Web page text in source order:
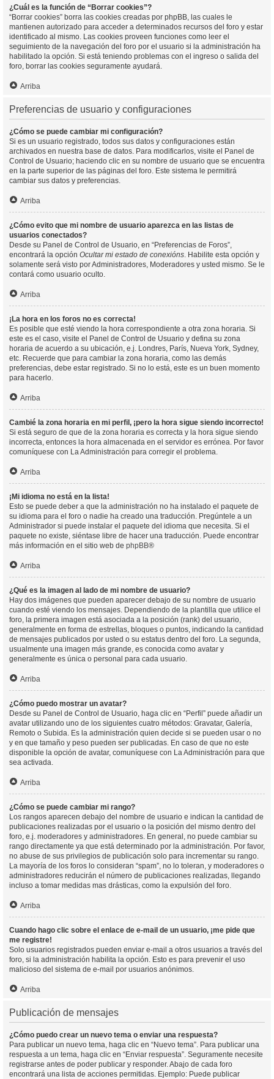
¿Cuál es la función de “Borrar cookies”?
“Borrar cookies” borra las cookies creadas por phpBB, las cuales le
mantienen autorizado para acceder a determinados recursos del foro y estar
identificado al mismo. Las cookies proveen funciones como leer el
seguimiento de la navegación del foro por el usuario si la administración ha
habilitado la opción. Si está teniendo problemas con el ingreso o salida del
foro, borrar las cookies seguramente ayudará.
Arriba
Preferencias de usuario y configuraciones
¿Cómo se puede cambiar mi configuración?
Si es un usuario registrado, todos sus datos y configuraciones están
archivados en nuestra base de datos. Para modificarlos, visite el Panel de
Control de Usuario; haciendo clic en su nombre de usuario que se encuentra
en la parte superior de las páginas del foro. Este sistema le permitirá
cambiar sus datos y preferencias.
Arriba
¿Cómo evito que mi nombre de usuario aparezca en las listas de
usuarios conectados?
Desde su Panel de Control de Usuario, en “Preferencias de Foros”,
encontrará la opción Ocultar mi estado de conexións. Habilite esta opción y
solamente será visto por Administradores, Moderadores y usted mismo. Se le
contará como usuario oculto.
Arriba
¡La hora en los foros no es correcta!
Es posible que esté viendo la hora correspondiente a otra zona horaria. Si
este es el caso, visite el Panel de Control de Usuario y defina su zona
horaria de acuerdo a su ubicación, e.j. Londres, París, Nueva York, Sydney,
etc. Recuerde que para cambiar la zona horaria, como las demás
preferencias, debe estar registrado. Si no lo está, este es un buen momento
para hacerlo.
Arriba
Cambié la zona horaria en mi perfil, ¡pero la hora sigue siendo incorrecto!
Si está seguro de que de la zona horaria es correcta y la hora sigue siendo
incorrecta, entonces la hora almacenada en el servidor es errónea. Por favor
comuníquese con La Administración para corregir el problema.
Arriba
¡Mi idioma no está en la lista!
Esto se puede deber a que la administración no ha instalado el paquete de
su idioma para el foro o nadie ha creado una traducción. Pregúntele a un
Administrador si puede instalar el paquete del idioma que necesita. Si el
paquete no existe, siéntase libre de hacer una traducción. Puede encontrar
más información en el sitio web de phpBB®
Arriba
¿Qué es la imagen al lado de mi nombre de usuario?
Hay dos imágenes que pueden aparecer debajo de su nombre de usuario
cuando esté viendo los mensajes. Dependiendo de la plantilla que utilice el
foro, la primera imagen está asociada a la posición (rank) del usuario,
generalmente en forma de estrellas, bloques o puntos, indicando la cantidad
de mensajes publicados por usted o su estatus dentro del foro. La segunda,
usualmente una imagen más grande, es conocida como avatar y
generalmente es única o personal para cada usuario.
Arriba
¿Cómo puedo mostrar un avatar?
Desde su Panel de Control de Usuario, haga clic en “Perfil” puede añadir un
avatar utilizando uno de los siguientes cuatro métodos: Gravatar, Galería,
Remoto o Subida. Es la administración quien decide si se pueden usar o no
y en que tamaño y peso pueden ser publicadas. En caso de que no este
disponible la opción de avatar, comuníquese con La Administración para que
sea activada.
Arriba
¿Cómo se puede cambiar mi rango?
Los rangos aparecen debajo del nombre de usuario e indican la cantidad de
publicaciones realizadas por el usuario o la posición del mismo dentro del
foro, e.j. moderadores y administradores. En general, no puede cambiar su
rango directamente ya que está determinado por la administración. Por favor,
no abuse de sus privilegios de publicación solo para incrementar su rango.
La mayoría de los foros lo consideran “spam”, no lo toleran, y moderadores o
administradores reducirán el número de publicaciones realizadas, llegando
incluso a tomar medidas mas drásticas, como la expulsión del foro.
Arriba
Cuando hago clic sobre el enlace de e-mail de un usuario, ¡me pide que
me registre!
Solo usuarios registrados pueden enviar e-mail a otros usuarios a través del
foro, si la administración habilita la opción. Esto es para prevenir el uso
malicioso del sistema de e-mail por usuarios anónimos.
Arriba
Publicación de mensajes
¿Cómo puedo crear un nuevo tema o enviar una respuesta?
Para publicar un nuevo tema, haga clic en “Nuevo tema”. Para publicar una
respuesta a un tema, haga clic en “Enviar respuesta”. Seguramente necesite
registrarse antes de poder publicar y responder. Abajo de cada foro
encontrará una lista de acciones permitidas. Ejemplo: Puede publicar